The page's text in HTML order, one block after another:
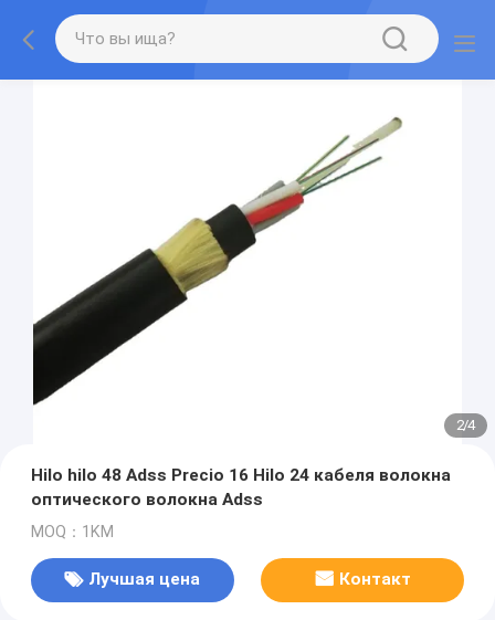
2/4
Hilo hilo 48 Adss Precio 16 Hilo 24 кабеля волокна
оптического волокна Adss
MOQ：1KM
Лучшая цена Контакт